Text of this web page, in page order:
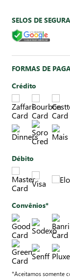
SELOS DE
FORMAS DE
Crédito
Débito
Convênios*
*Aceitamos somente